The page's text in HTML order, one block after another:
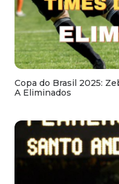
Copa do Brasil 2025:
A Eliminados